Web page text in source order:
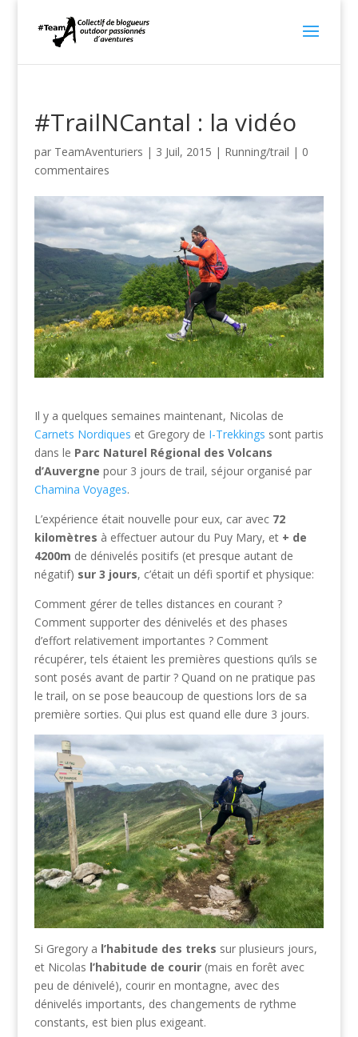
#TrailNCantal : la vidéo
par TeamAventuriers | 3 Juil, 2015 | Running/trail | 0
commentaires
Il y a quelques semaines maintenant, Nicolas de
Carnets Nordiques et Gregory de I-Trekkings sont partis
dans le Parc Naturel Régional des Volcans
d’Auvergne pour 3 jours de trail, séjour organisé par
Chamina Voyages.
L’expérience était nouvelle pour eux, car avec 72
kilomètres à effectuer autour du Puy Mary, et + de
4200m de dénivelés positifs (et presque autant de
négatif) sur 3 jours, c’était un défi sportif et physique:
Comment gérer de telles distances en courant ?
Comment supporter des dénivelés et des phases
d’effort relativement importantes ? Comment
récupérer, tels étaient les premières questions qu’ils se
sont posés avant de partir ? Quand on ne pratique pas
le trail, on se pose beaucoup de questions lors de sa
première sorties. Qui plus est quand elle dure 3 jours.
Si Gregory a l’habitude des treks sur plusieurs jours,
et Nicolas l’habitude de courir (mais en forêt avec
peu de dénivelé), courir en montagne, avec des
dénivelés importants, des changements de rythme
constants, est bien plus exigeant.